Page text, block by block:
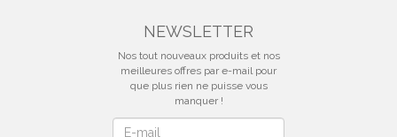
NEWSLETTER
Nos tout nouveaux produits et nos
meilleures offres par e-mail pour
que plus rien ne puisse vous
manquer !